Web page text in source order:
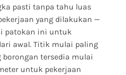
pasti tanpa tahu luas
yang dilakukan —
patokan ini untuk
awal. Titik mulai paling
tersedia mulai
untuk pekerjaan